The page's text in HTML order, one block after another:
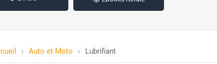
Auto et Moto Lubrifiant